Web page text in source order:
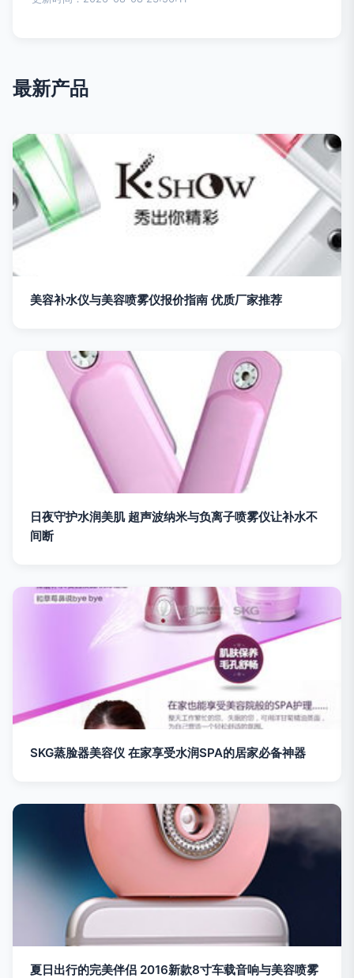
最新产品
美容补水仪与美容喷雾仪报价指南 优质厂家推荐
日夜守护水润美肌 超声波纳米与负离子喷雾仪让补水不
间断
SKG蒸脸器美容仪 在家享受水润SPA的居家必备神器
夏日出行的完美伴侣 2016新款8寸车载音响与美容喷雾